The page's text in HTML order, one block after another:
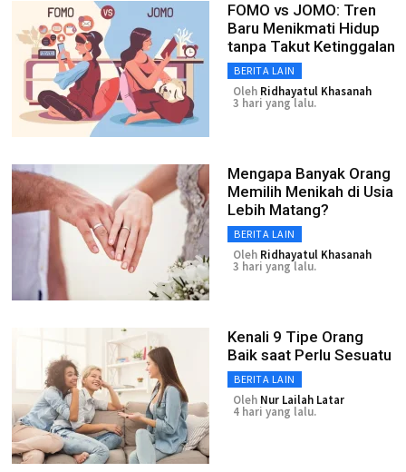
FOMO vs JOMO: Tren
Baru Menikmati Hidup
tanpa Takut Ketinggalan
BERITA LAIN
Oleh Ridhayatul Khasanah
3 hari yang lalu.
Mengapa Banyak Orang
Memilih Menikah di Usia
Lebih Matang?
BERITA LAIN
Oleh Ridhayatul Khasanah
3 hari yang lalu.
Kenali 9 Tipe Orang
Baik saat Perlu Sesuatu
BERITA LAIN
Oleh Nur Lailah Latar
4 hari yang lalu.